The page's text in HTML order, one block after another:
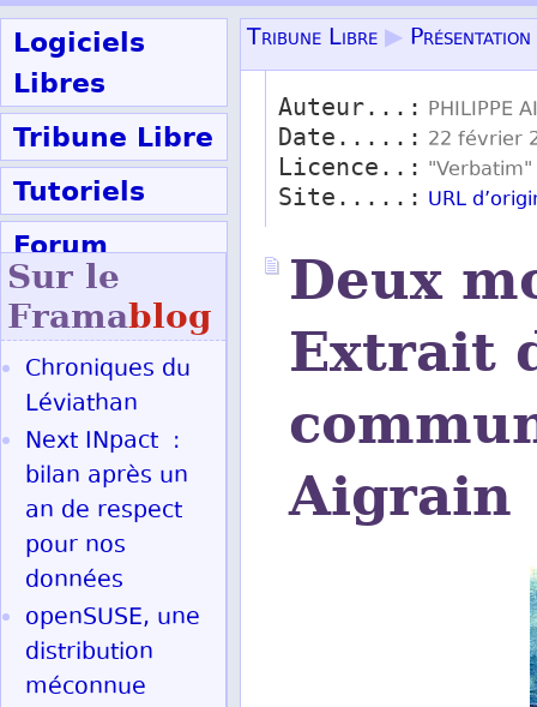
Logiciels
Libres
Tribune Libre
Tutoriels
Forum
Participer
Tribune Libre ▶
Auteur...: PHILIPPE
Date.....: 22 février
Licence..: "Verbatim"
Site.....: URL
Deux
Extrait
Aigrain
Sur le
Framablog
Chroniques du
Léviathan
Next INpact :
bilan après un
an de respect
pour nos
données
openSUSE, une
distribution
méconnue